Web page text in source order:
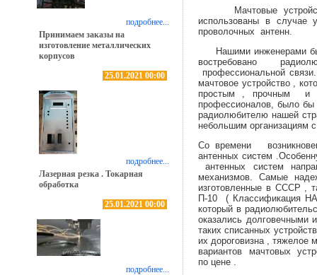
подробнее...
Принимаем заказы на
изготовление металлических
корпусов
25.01.2021 00:00
подробнее...
Лазерная резка . Токарная
обработка
25.01.2021 00:00
подробнее...
Мачтовые
использованы в случае
проволочных антенн.
Нашими инженерами
востребовано
профессиональной
мачтовое устройство ,
простым , прочным и
профессионалов, было бы
радиолюбителю нашей
небольшим организациям
Cо времени
антенных систем
антенных систем
механизмов. Самые
изготовленные в СССР ,
П-10 ( Классификация
который в
оказались
таких списанных
их дороговизна , тяжелое
вариантов мачтовых
по цене .